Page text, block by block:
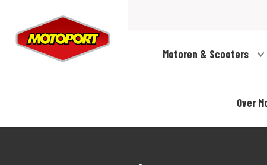
Motoren & Scooters
Over